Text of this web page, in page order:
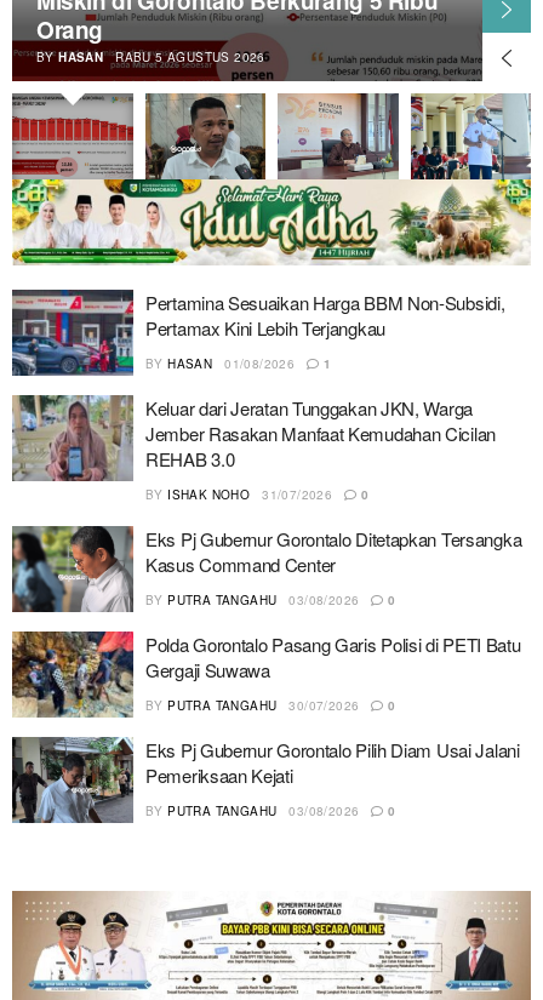
Kades Toto Utara
BYPUTRA TANGAHU RABU 5 AGUSTUS 2026
Pertamina Sesuaikan Harga BBM Non-Subsidi,
Pertamax Kini Lebih Terjangkau
BY HASAN 01/08/2026 1
Keluar dari Jeratan Tunggakan JKN, Warga
Jember Rasakan Manfaat Kemudahan Cicilan
REHAB 3.0
BY ISHAK NOHO 31/07/2026 0
Eks Pj Gubernur Gorontalo Ditetapkan Tersangka
Kasus Command Center
BY PUTRA TANGAHU 03/08/2026 0
Polda Gorontalo Pasang Garis Polisi di PETI Batu
Gergaji Suwawa
BY PUTRA TANGAHU 30/07/2026 0
Eks Pj Gubernur Gorontalo Pilih Diam Usai Jalani
Pemeriksaan Kejati
BY PUTRA TANGAHU 03/08/2026 0